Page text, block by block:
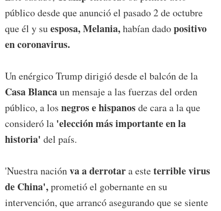
público desde que anunció el pasado 2 de octubre
que él y suesposa, Melania,habían dadopositivo
en coronavirus.
Un enérgico Trump dirigió desde el balcón de la
Casa Blancaun mensaje a las fuerzas del orden
público, a los negros e hispanosde cara a la que
consideró la 'elección más importante en la
historia' del país.
'Nuestra naciónva a derrotara esteterrible virus
de China',prometió el gobernante en su
intervención, que arrancó asegurando que se siente